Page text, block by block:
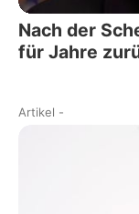
Nach der
für Jahre
Artikel -